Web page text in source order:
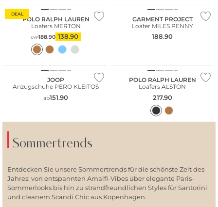
DEAL
POLO RALPH LAUREN
Loafers MERTON
UVP188.90 138.90
GARMENT PROJECT
Loafer MILES PENNY
188.90
JOOP
Anzugschuhe PERO KLEITOS
ab151.90
POLO RALPH LAUREN
Loafers ALSTON
217.90
Sommertrends
Entdecken Sie unsere Sommertrends für die schönste Zeit des
Jahres: von entspannten Amalfi-Vibes über elegante Paris-
Sommerlooks bis hin zu strandfreundlichen Styles für Santorini
und cleanem Scandi Chic aus Kopenhagen.